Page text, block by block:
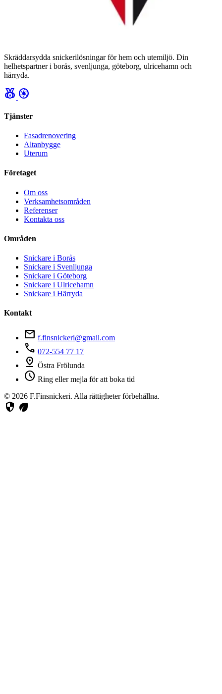
Skräddarsydda snickerilösningar för hem och utemiljö. Din
helhetspartner i borås, svenljunga, göteborg, ulricehamn och
härryda.
social_leaderboard camera
Tjänster
Fasadrenovering
Altanbygge
Uterum
Företaget
Om oss
Verksamhetsområden
Referenser
Kontakta oss
Områden
Snickare i Borås
Snickare i Svenljunga
Snickare i Göteborg
Snickare i Ulricehamn
Snickare i Härryda
Kontakt
mail f.finsnickeri@gmail.com
phone 072-554 77 17
pin_drop Östra Frölunda
schedule Ring eller mejla för att boka tid
© 2026 F.Finsnickeri. Alla rättigheter förbehållna.
security eco